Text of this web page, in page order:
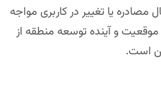
یا تغییر در کاربری مواجه
موقعیت و آینده توسعه منطقه از
است.